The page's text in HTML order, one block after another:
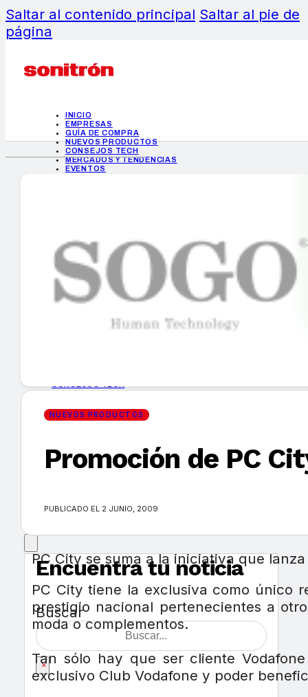
Saltar al contenido principal Saltar al pie de
página
INICIO
EMPRESAS
GUÍA DE COMPRA
NUEVOS PRODUCTOS
CONSEJOS TECH
MERCADOS Y TENDENCIAS
EVENTOS
INICIO
EMPRESAS
GUÍA DE COMPRA
MERCADOS Y TENDENCIAS
Encuentra tu noticia
Buscar
×
NUEVOS PRODUCTOS
Promoción de PC
PUBLICADO EL 2 JUNIO, 2009
PC City se suma a la iniciativa que
PC City tiene la exclusiva como único
prestigio nacional pertenecientes a
moda o complementos.
Tan sólo hay que ser cliente
exclusivo Club Vodafone y poder